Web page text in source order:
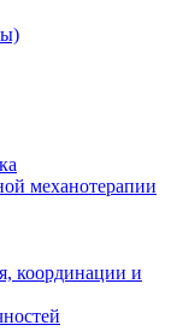
механотерапии
координации и